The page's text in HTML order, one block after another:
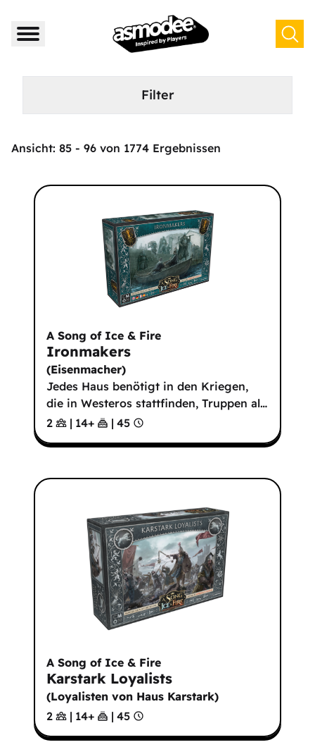
Filter
Ansicht: 85 - 96 von 1774 Ergebnissen
A Song of Ice & Fire
Ironmakers
(Eisenmacher)
Jedes Haus benötigt in den Kriegen,
die in Westeros stattfinden, Truppen al…
2
| 14+ | 45
A Song of Ice & Fire
Karstark Loyalists
(Loyalisten von Haus Karstark)
2
| 14+ | 45